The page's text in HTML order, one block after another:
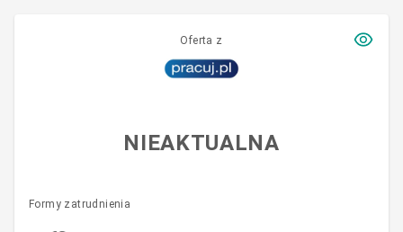
Oferta z
NIEAKTUALNA
Formy zatrudnienia